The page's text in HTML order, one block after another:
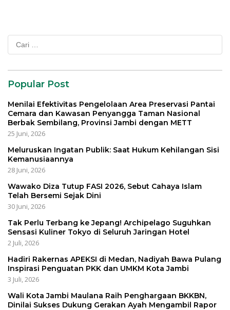
Popular Post
Menilai Efektivitas Pengelolaan Area Preservasi Pantai
Cemara dan Kawasan Penyangga Taman Nasional
Berbak Sembilang, Provinsi Jambi dengan METT
25 Juni, 2026
Meluruskan Ingatan Publik: Saat Hukum Kehilangan Sisi
Kemanusiaannya
28 Juni, 2026
Wawako Diza Tutup FASI 2026, Sebut Cahaya Islam
Telah Bersemi Sejak Dini
30 Juni, 2026
Tak Perlu Terbang ke Jepang! Archipelago Suguhkan
Sensasi Kuliner Tokyo di Seluruh Jaringan Hotel
2 Juli, 2026
Hadiri Rakernas APEKSI di Medan, Nadiyah Bawa Pulang
Inspirasi Penguatan PKK dan UMKM Kota Jambi
3 Juli, 2026
Wali Kota Jambi Maulana Raih Penghargaan BKKBN,
Dinilai Sukses Dukung Gerakan Ayah Mengambil Rapor